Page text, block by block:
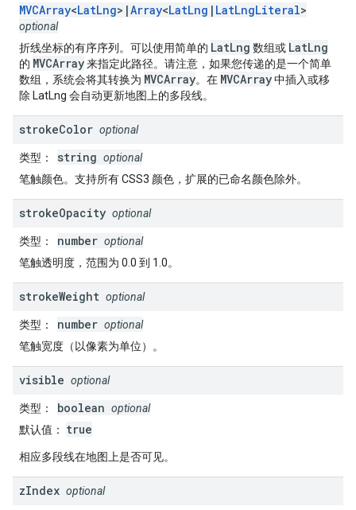
MVCArray<LatLng>|Array<LatLng | LatLngLiteral>
optional
折线坐标的有序序列。可以使用简单的 LatLng 数组或 LatLng
的 MVCArray来指定此路径。请注意，如果您传递的是一个简单
数组，系统会将其转换为 MVCArray。在 MVCArray中插入或移
除 LatLng 会自动更新地图上的多段线。
strokeColor optional
类型 ： string optional
笔触颜色。支持所有 CSS3 颜色，扩展的已命名颜色除外。
strokeOpacity optional
类型 ： number optional
笔触透明度，范围为 0.0 到 1.0。
strokeWeight optional
类型 ： number optional
笔触宽度（以像素为单位）。
visible optional
类型 ： boolean optional
默认值 ： true
相应多段线在地图上是否可见。
zIndex optional